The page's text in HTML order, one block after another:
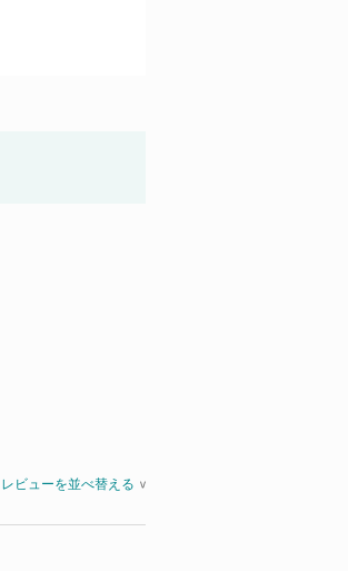
レビューを並べ替える >